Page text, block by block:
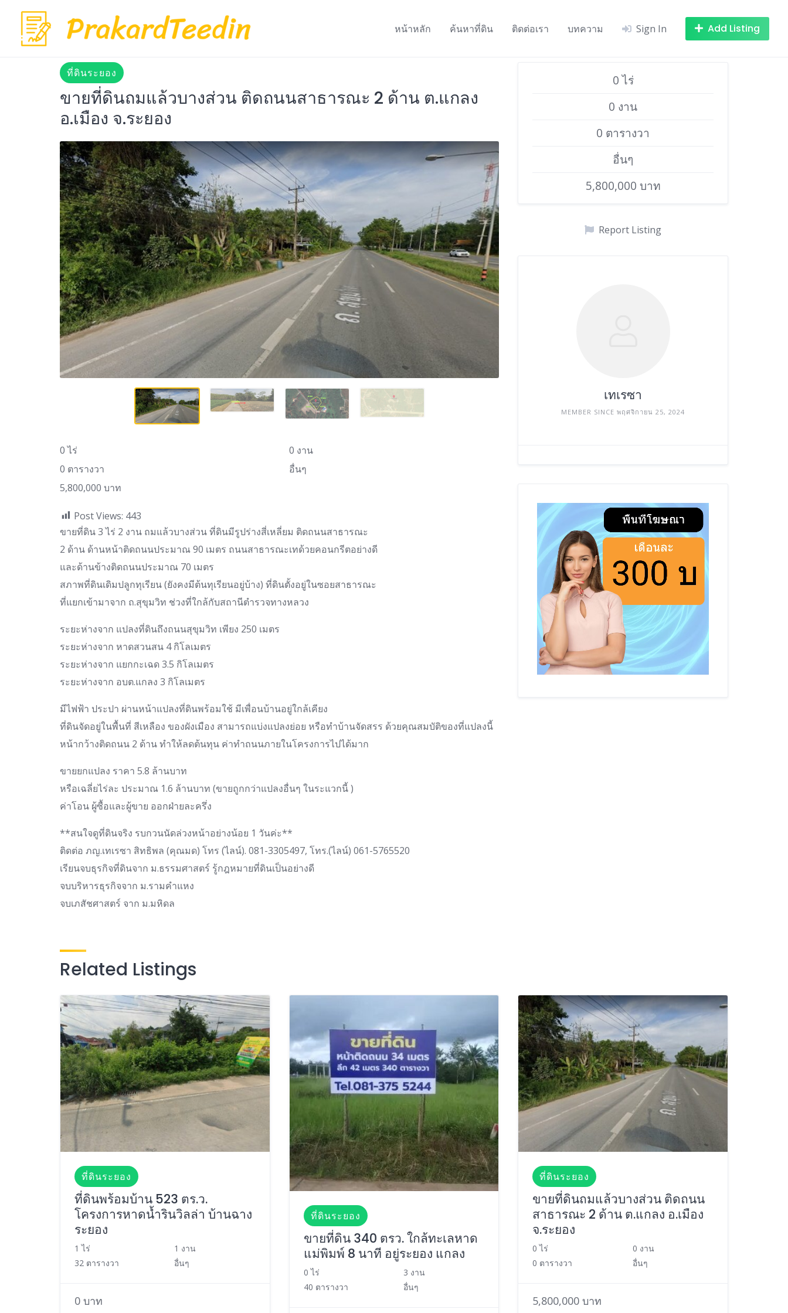
content
หน้าหลัก ค้นหาที่ดิน ติดต่อเรา บทความ Sign In Add Listing
ที่ดินระยอง
ขายที่ดินถมแล้วบางส่วน ติดถนนสาธารณะ 2 ด้าน ต.แกลง
อ.เมือง จ.ระยอง
0 ไร่
0 งาน
0 ตารางวา
อื่นๆ
5,800,000 บาท
Post Views: 443
ขายที่ดิน 3 ไร่ 2 งาน ถมแล้วบางส่วน ที่ดินมีรูปร่างสี่เหลี่ยม ติดถนนสาธารณะ
2 ด้าน ด้านหน้าติดถนนประมาณ 90 เมตร ถนนสาธารณะเทด้วยคอนกรีตอย่างดี
และด้านข้างติดถนนประมาณ 70 เมตร
สภาพที่ดินเดิมปลูกทุเรียน (ยังคงมีต้นทุเรียนอยู่บ้าง) ที่ดินตั้งอยู่ในซอยสาธารณะ
ที่แยกเข้ามาจาก ถ.สุขุมวิท ช่วงที่ใกล้กับสถานีตำรวจทางหลวง
ระยะห่างจาก แปลงที่ดินถึงถนนสุขุมวิท เพียง 250 เมตร
ระยะห่างจาก หาดสวนสน 4 กิโลเมตร
ระยะห่างจาก แยกกะเฉด 3.5 กิโลเมตร
ระยะห่างจาก อบต.แกลง 3 กิโลเมตร
มีไฟฟ้า ประปา ผ่านหน้าแปลงที่ดินพร้อมใช้ มีเพื่อนบ้านอยู่ใกล้เคียง
ที่ดินจัดอยู่ในพื้นที่ สีเหลือง ของผังเมือง สามารถแบ่งแปลงย่อย หรือทำบ้านจัดสรร ด้วยคุณสมบัติของที่แปลงนี้
หน้ากว้างติดถนน 2 ด้าน ทำให้ลดต้นทุน ค่าทำถนนภายในโครงการไปได้มาก
ขายยกแปลง ราคา 5.8 ล้านบาท
หรือเฉลี่ยไร่ละ ประมาณ 1.6 ล้านบาท (ขายถูกกว่าแปลงอื่นๆ ในระแวกนี้ )
ค่าโอน ผู้ซื้อและผู้ขาย ออกฝ่ายละครึ่ง
**สนใจดูที่ดินจริง รบกวนนัดล่วงหน้าอย่างน้อย 1 วันค่ะ**
ติดต่อ ภญ.เทเรซา สิทธิพล (คุณมด) โทร (ไลน์). 081-3305497, โทร.(ไลน์) 061-5765520
เรียนจบธุรกิจที่ดินจาก ม.ธรรมศาสตร์ รู้กฎหมายที่ดินเป็นอย่างดี
จบบริหารธุรกิจจาก ม.รามคำแหง
จบเภสัชศาสตร์ จาก ม.มหิดล
0 ไร่
0 งาน
0 ตารางวา
อื่นๆ
5,800,000 บาท
Report Listing
เทเรซา
MEMBER SINCE พฤศจิกายน 25, 2024
Related Listings
ที่ดินระยอง
ที่ดินพร้อมบ้าน 523 ตร.ว.
โครงการหาดน้ำรินวิลล่า บ้านฉาง
ระยอง
1 ไร่
1 งาน
32 ตารางวา
อื่นๆ
0 บาท
ที่ดินระยอง
ขายที่ดิน 340 ตรว. ใกล้ทะเลหาด
แม่พิมพ์ 8 นาที อยู่ระยอง แกลง
0 ไร่
3 งาน
40 ตารางวา
อื่นๆ
ที่ดินระยอง
ขายที่ดินถมแล้วบางส่วน ติดถนน
สาธารณะ 2 ด้าน ต.แกลง อ.เมือง
จ.ระยอง
0 ไร่
0 งาน
0 ตารางวา
อื่นๆ
5,800,000 บาท